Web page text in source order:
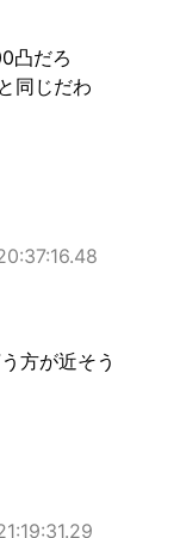
凸だろ
同じだわ
方が近そう